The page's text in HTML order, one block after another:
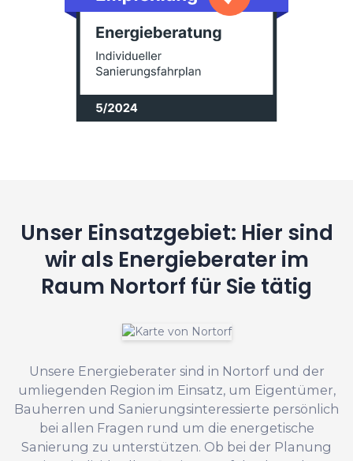
Unser Einsatzgebiet: Hier sind
wir als Energieberater im
Raum Nortorf für Sie tätig
Unsere Energieberater sind in Nortorf und der
umliegenden Region im Einsatz, um Eigentümer,
Bauherren und Sanierungsinteressierte persönlich
bei allen Fragen rund um die energetische
Sanierung zu unterstützen. Ob bei der Planung